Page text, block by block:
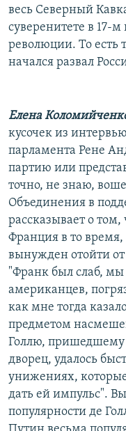
весь Северный
суверенитете в 17-м
революции. То есть
начался развал
Елена
кусочек из
парламента Рене
партию или
точно, не знаю,
Объединения в
рассказывает о том,
Франция в то время,
вынужден отойти от
"Франк был слаб, мы
американцев,
как мне тогда
предметом
Голлю, пришедшему
дворец, удалось
унижениях,
дать ей импульс".
популярности де